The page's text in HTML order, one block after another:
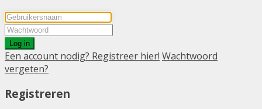
Log in
Een account nodig? Registreer hier! Wachtwoord
vergeten?
Registreren